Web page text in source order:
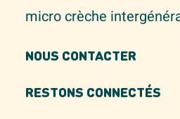
micro crèche
NOUS CONTACTER
RESTONS CONNECTÉS